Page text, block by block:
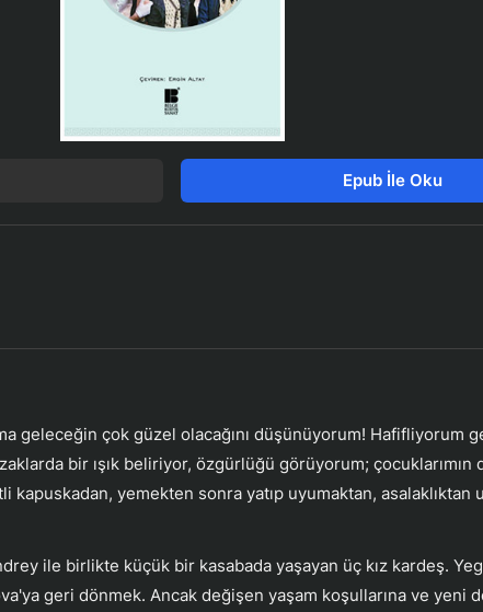
Epub İle Oku
geleceğin çok güzel olacağını düşünüyorum! Hafifliyorum
bir ışık beliriyor, özgürlüğü görüyorum; çocuklarımın
yemekten sonra yatıp uyumaktan, asalaklıktan
ile birlikte küçük bir kasabada yaşayan üç kız kardeş.
geri dönmek. Ancak değişen yaşam koşullarına ve yeni